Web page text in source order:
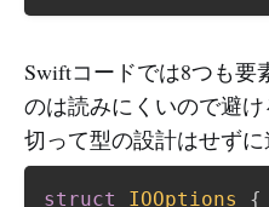
Swiftコードでは8つも要
のは読みにくいので避
切って型の設計はせずに
struct IOOptions
{